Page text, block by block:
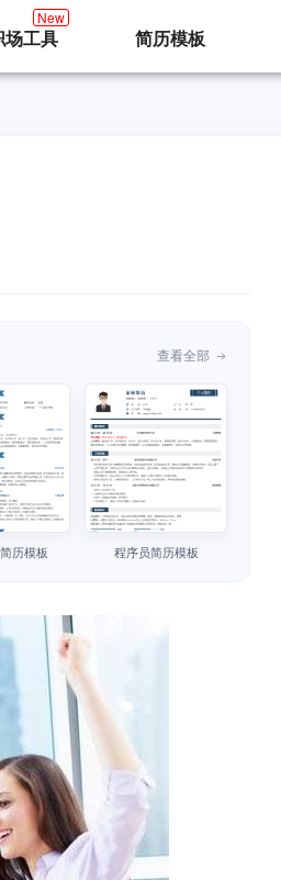
场工具
New
简历模板
查看全部
历模板 程序员简历模板